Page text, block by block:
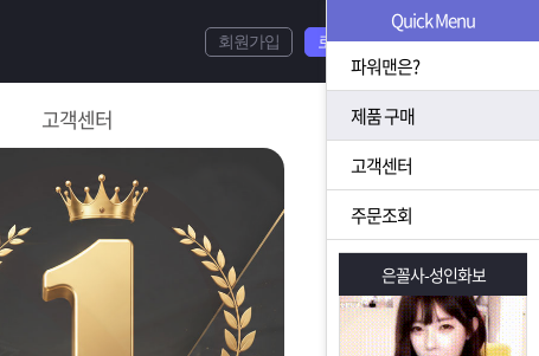
고객센터
회원가입 로그인
Quick Menu
파워맨은?
제품 구매
고객센터
주문조회
은꼴사-성인화보 은꼴사-성인화보